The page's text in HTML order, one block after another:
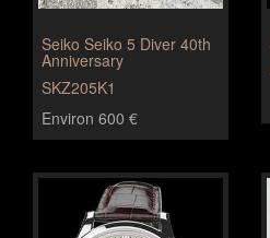
Seiko Seiko 5 Diver 40th
Anniversary
SKZ205K1
Environ 600 €